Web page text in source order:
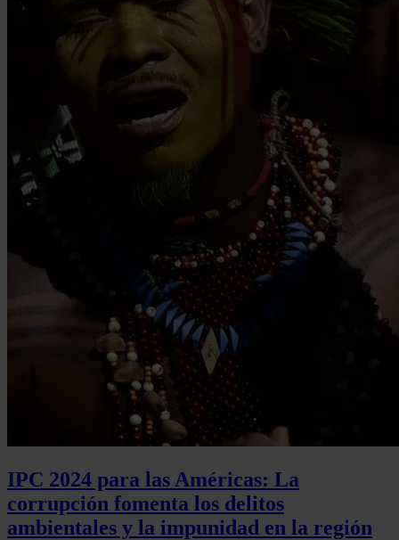
IPC 2024 para las Américas: La
corrupción fomenta los delitos
ambientales y la impunidad en la región